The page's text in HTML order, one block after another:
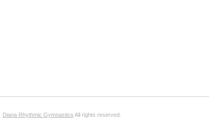
Diana Rhythmic Gymnastics All rights reserved.